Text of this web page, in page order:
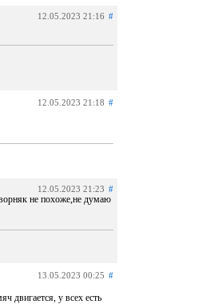
12.05.2023 21:16 #
12.05.2023 21:18 #
12.05.2023 21:23 #
не похоже,не думаю
13.05.2023 00:25 #
двигается, у всех есть